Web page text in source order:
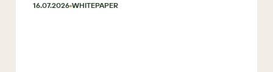
16.07.2026 WHITEPAPER